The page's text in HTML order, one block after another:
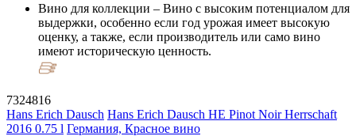
Вино для коллекции – Вино с высоким потенциалом для
выдержки, особенно если год урожая имеет высокую
оценку, а также, если производитель или само вино
имеют историческую ценность.
7324816
Hans Erich Dausch Hans Erich Dausch HE Pinot Noir Herrschaft
2016 0.75 l Германия, Красное вино